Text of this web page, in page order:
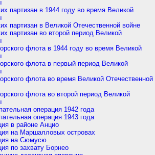
партизан в 1944 году во время Великой
партизан в Великой Отечественной войне
партизан во второй период Великой
флота в 1944 году во время Великой
флота в первый период Великой
флота во время Великой Отечественной
флота во второй период Великой
операция 1942 года
операция 1943 года
в районе Анцио
на Маршалловых островах
на Сюмусю
по захвату Борнео